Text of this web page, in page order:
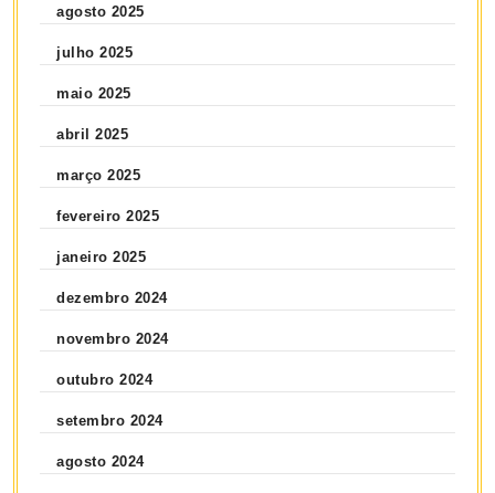
agosto 2025
julho 2025
maio 2025
abril 2025
março 2025
fevereiro 2025
janeiro 2025
dezembro 2024
novembro 2024
outubro 2024
setembro 2024
agosto 2024